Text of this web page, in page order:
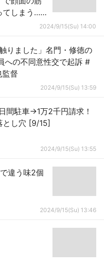
てしまう……
すね
2024/9/15(Su) 14:00
りました」名門・修徳の
への不同意性交で起訴 #
監督
2024/9/15(Su) 13:59
間駐車→1万2千円請求！
コインパーキング最大料金の落とし穴 [9/15]
2024/9/15(Su) 13:55
違う味2個
2024/9/15(Su) 13:46